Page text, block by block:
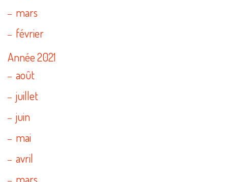
mars
février
Année 2021
août
juillet
juin
mai
avril
mars